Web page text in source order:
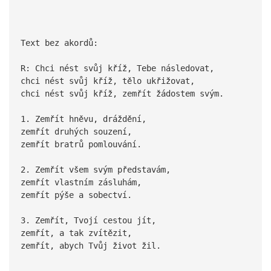
Text bez akordů:
R: Chci nést svůj kříž, Tebe následovat,
chci nést svůj kříž, tělo ukřižovat,
chci nést svůj kříž, zemřít žádostem svým.
1. Zemřít hněvu, dráždění,
zemřít druhých souzení,
zemřít bratrů pomlouvání.
2. Zemřít všem svým představám,
zemřít vlastním zásluhám,
zemřít pýše a sobectví.
3. Zemřít, Tvojí cestou jít,
zemřít, a tak zvítězit,
zemřít, abych Tvůj život žil.